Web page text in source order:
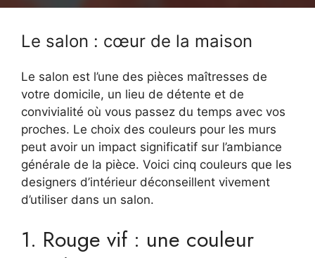
Le salon : cœur de la maison
Le salon est l’une des pièces maîtresses de
votre domicile, un lieu de détente et de
convivialité où vous passez du temps avec vos
proches. Le choix des couleurs pour les murs
peut avoir un impact significatif sur l’ambiance
générale de la pièce. Voici cinq couleurs que les
designers d’intérieur déconseillent vivement
d’utiliser dans un salon.
1. Rouge vif : une couleur